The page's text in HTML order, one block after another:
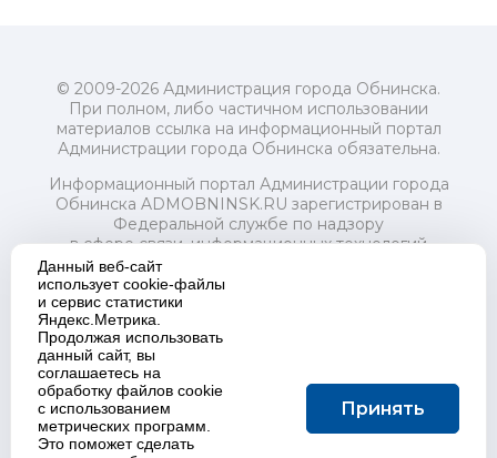
© 2009-2026 Администрация города Обнинска.
При полном, либо частичном использовании
материалов ссылка на информационный портал
Администрации города Обнинска обязательна.
Информационный портал Администрации города
Обнинска ADMOBNINSK.RU зарегистрирован в
Федеральной службе по надзору
в сфере связи, информационных технологий
и массовых коммуникаций (Роскомнадзор) 24 июля
2018 года.
Свидетельство о регистрации Эл № ФС77-73321
Учредитель: Администрация (исполнительно-
распорядительный орган) городского округа "Город
Обнинск". Главный редактор: Байкова Е.А.
Адрес электронной почты Редакции:
redactor@admobninsk.ru
Телефон Редакции: +7 (484) 395-85-85
Данный веб-сайт
использует cookie-файлы
и сервис статистики
Яндекс.Метрика.
Продолжая использовать
данный сайт, вы
соглашаетесь на
обработку файлов cookie
с использованием
метрических программ.
Это поможет сделать
Принять